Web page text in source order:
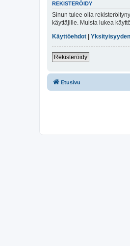
REKISTERÖIDY
Sinun tulee olla
käyttäjille. Muista lukea
Käyttöehdot
Rekisteröidy
Etusivu